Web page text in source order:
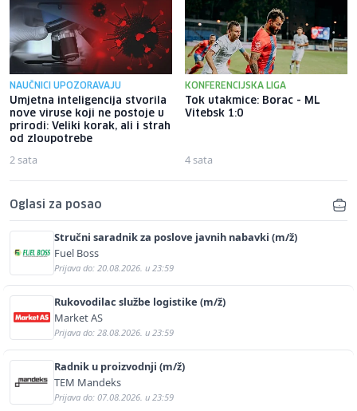
NAUČNICI UPOZORAVAJU
Umjetna inteligencija stvorila
nove viruse koji ne postoje u
prirodi: Veliki korak, ali i strah
od zloupotrebe
2 sata
KONFERENCIJSKA LIGA
Tok utakmice: Borac - ML
Vitebsk 1:0
4 sata
Oglasi za posao
Stručni saradnik za poslove javnih nabavki (m/ž)
Fuel Boss
Prijava do: 20.08.2026. u 23:59
Rukovodilac službe logistike (m/ž)
Market AS
Prijava do: 28.08.2026. u 23:59
Radnik u proizvodnji (m/ž)
TEM Mandeks
Prijava do: 07.08.2026. u 23:59